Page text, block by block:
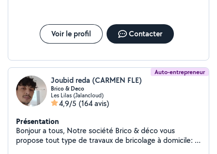
Voir le profil Contacter
Auto-entrepreneur
Joubid reda (CARMEN FLE)
Brico & Deco
Les Lilas (Jalancloud)
4,9/5 (164 avis)
Présentation
Bonjour a tous, Notre société Brico & déco vous
propose tout type de travaux de bricolage à domicile: -